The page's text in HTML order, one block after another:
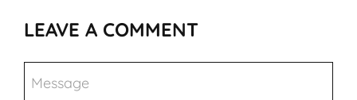
LEAVE A COMMENT